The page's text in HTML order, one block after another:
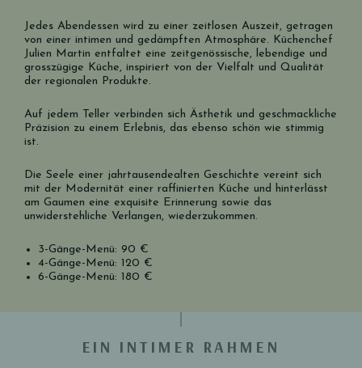
Jedes Abendessen wird zu einer zeitlosen Auszeit, getragen
von einer intimen und gedämpften Atmosphäre. Küchenchef
Julien Martin entfaltet eine zeitgenössische, lebendige und
grosszügige Küche, inspiriert von der Vielfalt und Qualität
der regionalen Produkte.
Auf jedem Teller verbinden sich Ästhetik und geschmackliche
Präzision zu einem Erlebnis, das ebenso schön wie stimmig
ist.
Die Seele einer jahrtausendealten Geschichte vereint sich
mit der Modernität einer raffinierten Küche und hinterlässt
am Gaumen eine exquisite Erinnerung sowie das
unwiderstehliche Verlangen, wiederzukommen.
3-Gänge-Menü: 90 €
4-Gänge-Menü: 120 €
6-Gänge-Menü: 180 €
EIN INTIMER RAHMEN